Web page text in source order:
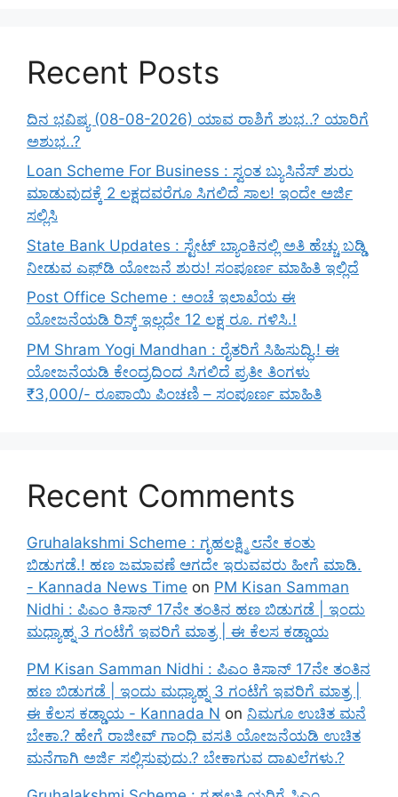
Recent Posts
ದಿನ ಭವಿಷ್ಯ (08-08-2026) ಯಾವ ರಾಶಿಗೆ ಶುಭ..? ಯಾರಿಗೆ
ಅಶುಭ..?
Loan Scheme For Business : ಸ್ವಂತ ಬ್ಯುಸಿನೆಸ್ ಶುರು
ಮಾಡುವುದಕ್ಕೆ 2 ಲಕ್ಷದವರೆಗೂ ಸಿಗಲಿದೆ ಸಾಲ! ಇಂದೇ ಅರ್ಜಿ
ಸಲ್ಲಿಸಿ
State Bank Updates : ಸ್ಟೇಟ್ ಬ್ಯಾಂಕಿನಲ್ಲಿ ಅತಿ ಹೆಚ್ಚು ಬಡ್ಡಿ
ನೀಡುವ ಎಫ್‌ಡಿ ಯೋಜನೆ ಶುರು! ಸಂಪೂರ್ಣ ಮಾಹಿತಿ ಇಲ್ಲಿದೆ
Post Office Scheme : ಅಂಚೆ ಇಲಾಖೆಯ ಈ
ಯೋಜನೆಯಡಿ ರಿಸ್ಕ್‌ ಇಲ್ಲದೇ 12 ಲಕ್ಷ ರೂ. ಗಳಿಸಿ.!
PM Shram Yogi Mandhan : ರೈತರಿಗೆ ಸಿಹಿಸುದ್ಧಿ.! ಈ
ಯೋಜನೆಯಡಿ ಕೇಂದ್ರದಿಂದ ಸಿಗಲಿದೆ ಪ್ರತೀ ತಿಂಗಳು
₹3,000/- ರೂಪಾಯಿ ಪಿಂಚಣಿ – ಸಂಪೂರ್ಣ ಮಾಹಿತಿ
Recent Comments
Gruhalakshmi Scheme : ಗೃಹಲಕ್ಷ್ಮಿ ೮ನೇ ಕಂತು
ಬಿಡುಗಡೆ.! ಹಣ ಜಮಾವಣೆ ಆಗದೇ ಇರುವವರು ಹೀಗೆ ಮಾಡಿ.
- Kannada News Time on PM Kisan Samman
Nidhi : ಪಿಎಂ ಕಿಸಾನ್ 17ನೇ ತಂತಿನ ಹಣ ಬಿಡುಗಡೆ | ಇಂದು
ಮಧ್ಯಾಹ್ನ 3 ಗಂಟೆಗೆ ಇವರಿಗೆ ಮಾತ್ರ | ಈ ಕೆಲಸ ಕಡ್ಡಾಯ
PM Kisan Samman Nidhi : ಪಿಎಂ ಕಿಸಾನ್ 17ನೇ ತಂತಿನ
ಹಣ ಬಿಡುಗಡೆ | ಇಂದು ಮಧ್ಯಾಹ್ನ 3 ಗಂಟೆಗೆ ಇವರಿಗೆ ಮಾತ್ರ |
ಈ ಕೆಲಸ ಕಡ್ಡಾಯ - Kannada N on ನಿಮಗೂ ಉಚಿತ ಮನೆ
ಬೇಕಾ.? ಹೇಗೆ ರಾಜೀವ್ ಗಾಂಧಿ ವಸತಿ ಯೋಜನೆಯಡಿ ಉಚಿತ
ಮನೆಗಾಗಿ ಅರ್ಜಿ ಸಲ್ಲಿಸುವುದು.? ಬೇಕಾಗುವ ದಾಖಲೆಗಳು.?